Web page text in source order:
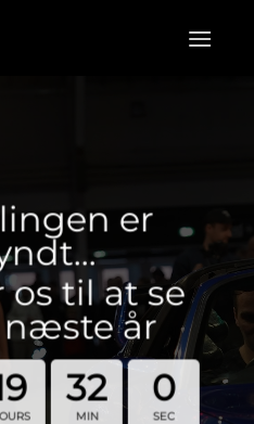
er
til at se
år
31
MIN
59
SEC